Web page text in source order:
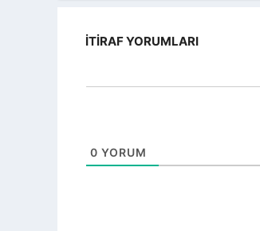
İTIRAF YORUMLARI
0 YORUM